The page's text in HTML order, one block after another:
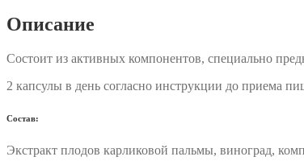
стимуляции
роста
Innoaesthetics
Caps
Описание
Состоит из активных компонентов, специально
2 капсулы в день согласно инструкции до приема
Состав:
Экстракт плодов карликовой пальмы, виноград,